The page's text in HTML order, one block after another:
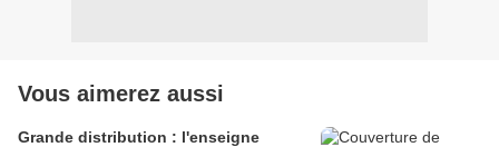
Vous aimerez aussi
Grande distribution : l'enseigne